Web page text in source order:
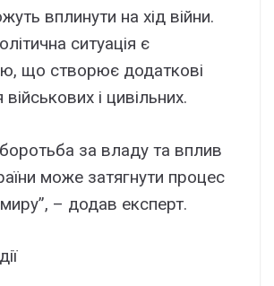
вплинути на хід війни.
ситуація є
що створює додаткові
і цивільних.
за владу та вплив
може затягнути процес
– додав експерт.